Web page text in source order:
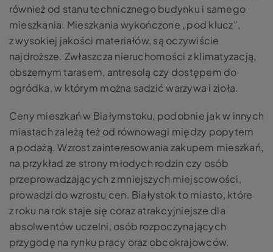
również od stanu technicznego budynku i samego
mieszkania. Mieszkania wykończone „pod klucz”,
z wysokiej jakości materiałów, są oczywiście
najdroższe. Zwłaszcza nieruchomości z klimatyzacją,
obszernym tarasem, antresolą czy dostępem do
ogródka, w którym można sadzić warzywa i zioła.
Ceny mieszkań w Białymstoku, podobnie jak w innych
miastach zależą też od równowagi między popytem
a podażą. Wzrost zainteresowania zakupem mieszkań,
na przykład ze strony młodych rodzin czy osób
przeprowadzających z mniejszych miejscowości,
prowadzi do wzrostu cen. Białystok to miasto, które
z roku na rok staje się coraz atrakcyjniejsze dla
absolwentów uczelni, osób rozpoczynających
przygodę na rynku pracy oraz obcokrajowców.